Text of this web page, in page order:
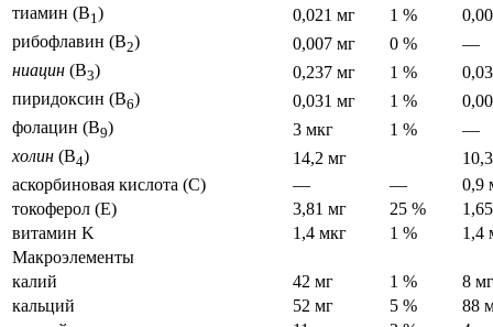
тиамин (B1) 0,021 мг 1 %
рибофлавин (B2) 0,007 мг 0 %
—
ниацин (B3) 0,237 мг 1 %
пиридоксин (B6) 0,031 мг 1 %
фолацин (B9) 3 мкг 1 %
—
холин (B4) 14,2 мг
аскорбиновая кислота (С)
— —
0,9
токоферол (E)
3,81 мг 25 %
витамин K
1,4 мкг 1 %
1,4
Макроэлементы
калий
42 мг 1 %
8 мг
кальций
52 мг 5 %
88